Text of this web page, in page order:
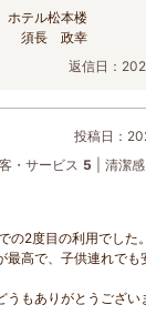
楼
返信日：
投稿日：
・サービス 5 清潔感
の2度目の利用でした
最高で、子供連れでも
うもありがとうござい